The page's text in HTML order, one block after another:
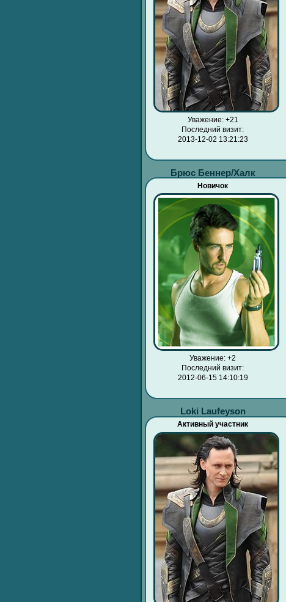
Уважение: +21
Последний визит:
2013-12-02 13:21:23
Брюс Беннер/Халк
Новичок
Уважение: +2
Последний визит:
2012-06-15 14:10:19
Loki Laufeyson
Активный участник